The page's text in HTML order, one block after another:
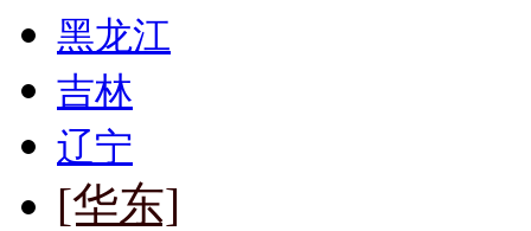
黑龙江
吉林
辽宁
[华东]